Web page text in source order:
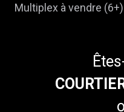
Multiplex à vendre (6+)